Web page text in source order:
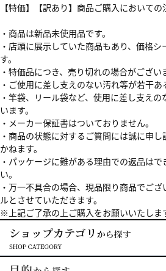
【特価】【訳あり】商品ご購入においての
・商品は新品未使用品です。
・店頭に展示していた商品もあり、価格
す。
・特価品につき、売り切れの場合がござい
・ご使用に差し支えのない汚れ等が若干あ
・竿袋、リール袋など、使用に差し支え
います。
・メーカー保証書はついておりません。
・商品の状態に対するご質問には誠に申
かねます。
・パッケージに難がある理由での返品は
い。
・万一不具合の場合、現品限り商品でご
ルとさせていただきます。
※上記ご了承の上ご購入をお願いいたしま